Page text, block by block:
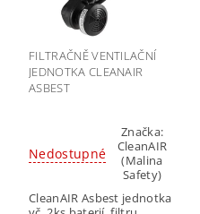
FILTRAČNĚ VENTILAČNÍ
JEDNOTKA CLEANAIR
ASBEST
Nedostupné
Značka:
CleanAIR
(Malina
Safety)
CleanAIR Asbest jednotka